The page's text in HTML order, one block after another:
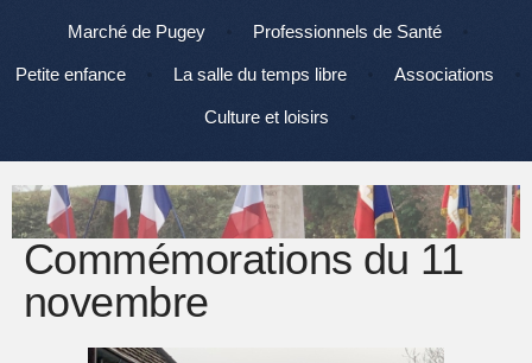
Marché de Pugey Professionnels de Santé
Petite enfance La salle du temps libre Associations
Culture et loisirs
Commémorations du 11
novembre